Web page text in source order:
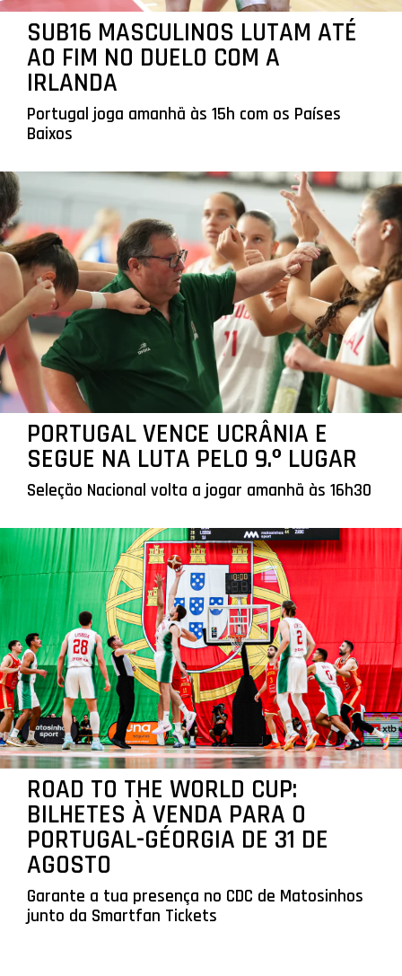
SUB16 MASCULINOS LUTAM ATÉ
AO FIM NO DUELO COM A
IRLANDA
Portugal joga amanhã às 15h com os Países
Baixos
PORTUGAL VENCE UCRÂNIA E
SEGUE NA LUTA PELO 9.º LUGAR
Seleção Nacional volta a jogar amanhã às 16h30
ROAD TO THE WORLD CUP:
BILHETES À VENDA PARA O
PORTUGAL-GÉORGIA DE 31 DE
AGOSTO
Garante a tua presença no CDC de Matosinhos
junto da Smartfan Tickets